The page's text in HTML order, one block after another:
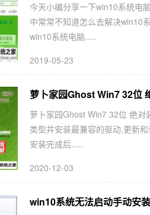
今天小编分享一下win10系统电
中常常不知道怎么去解决win10
win10系统电脑.....
2019-05-23
萝卜家园Ghost Win7 32位
萝卜家园Ghost Win7 32位 绝
类型并安装最兼容的驱动,更新
安装完成后.....
2020-12-03
win10系统无法启动手动安